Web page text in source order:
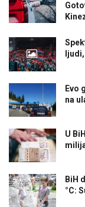
Evo
na
U
BiH
°C: